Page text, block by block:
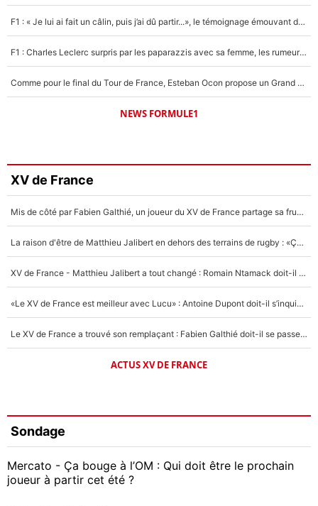
F1 : « Je lui ai fait un câlin, puis j’ai dû partir...», le témoignage émouvant de Max Verstappen sur sa fille
F1 : Charles Leclerc surpris par les paparazzis avec sa femme, les rumeurs étaient vraies !
Comme pour le final du Tour de France, Esteban Ocon propose un Grand Prix de Formule 1 à Paris : «Autour de l’Arc de Triomphe, ce serait génial» !
NEWS FORMULE1
XV de France
Mis de côté par Fabien Galthié, un joueur du XV de France partage sa frustration : «ils ne me l’ont pas dit tout de suite»
La raison d'être de Matthieu Jalibert en dehors des terrains de rugby : «Ça m'atteint autant que si tu touches à un membre de ma famille»
XV de France - Matthieu Jalibert a tout changé : Romain Ntamack doit-il s’inquiéter pour sa place à un an de la Coupe du monde ?
«Le XV de France est meilleur avec Lucu» : Antoine Dupont doit-il s’inquiéter pour sa place ?
Le XV de France a trouvé son remplaçant : Fabien Galthié doit-il se passer d'Antoine Dupont ?
ACTUS XV DE FRANCE
Sondage
Mercato - Ça bouge à l’OM : Qui doit être le prochain
joueur à partir cet été ?